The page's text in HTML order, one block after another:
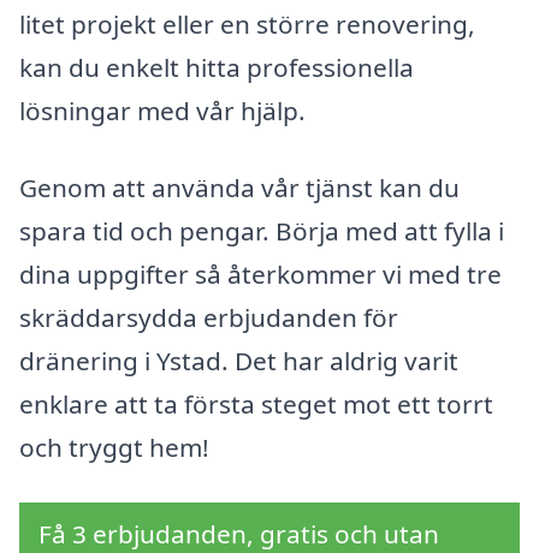
litet projekt eller en större renovering,
kan du enkelt hitta professionella
lösningar med vår hjälp.
Genom att använda vår tjänst kan du
spara tid och pengar. Börja med att fylla i
dina uppgifter så återkommer vi med tre
skräddarsydda erbjudanden för
dränering i Ystad. Det har aldrig varit
enklare att ta första steget mot ett torrt
och tryggt hem!
Få 3 erbjudanden, gratis och utan